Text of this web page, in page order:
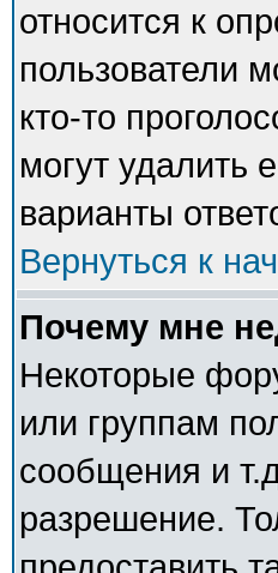
относится к
пользователи
кто-то
могут удалить
варианты
Вернуться к
Почему мне
Некоторые
или группам
сообщения и
разрешение.